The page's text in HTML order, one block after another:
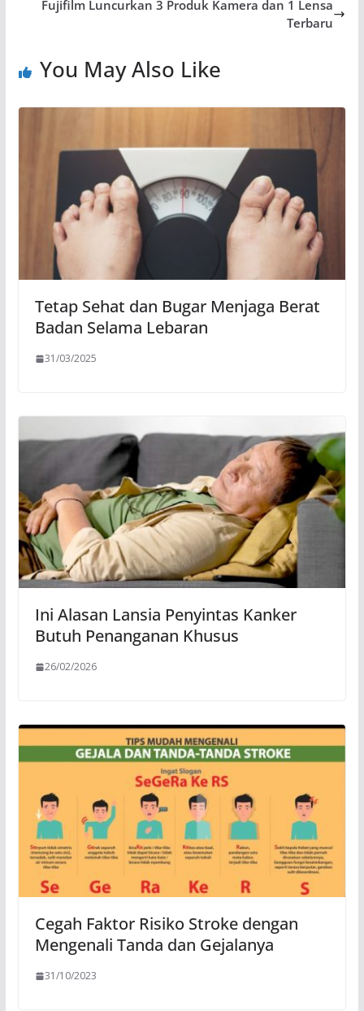
Fujifilm Luncurkan 3 Produk Kamera dan 1 Lensa
Terbaru
You May Also Like
Tetap Sehat dan Bugar Menjaga Berat
Badan Selama Lebaran
31/03/2025
Ini Alasan Lansia Penyintas Kanker
Butuh Penanganan Khusus
26/02/2026
Cegah Faktor Risiko Stroke dengan
Mengenali Tanda dan Gejalanya
31/10/2023